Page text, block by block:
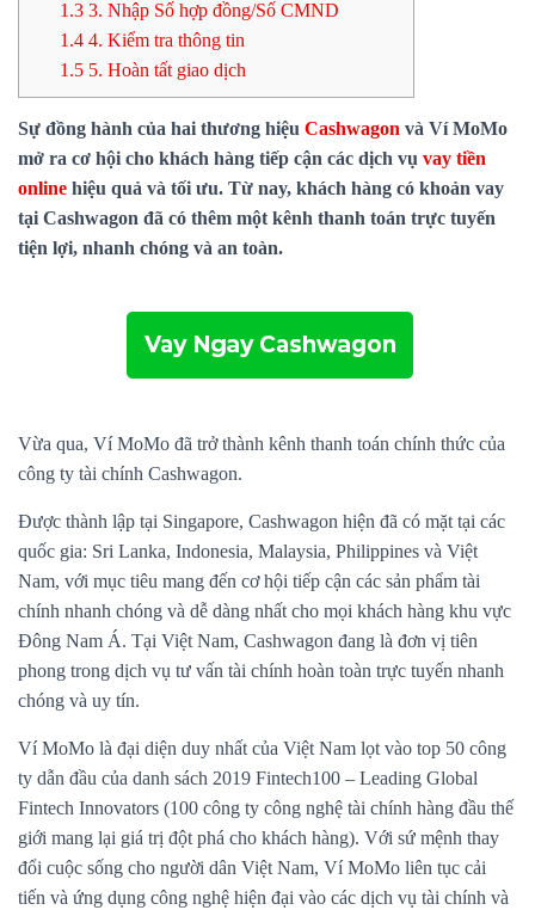
1.3 3. Nhập Số hợp đồng/Số CMND
1.4 4. Kiểm tra thông tin
1.5 5. Hoàn tất giao dịch
Sự đồng hành của hai thương hiệu Cashwagon và Ví MoMo
mở ra cơ hội cho khách hàng tiếp cận các dịch vụ vay tiền
online hiệu quả và tối ưu. Từ nay, khách hàng có khoản vay
tại Cashwagon đã có thêm một kênh thanh toán trực tuyến
tiện lợi, nhanh chóng và an toàn.
Vừa qua, Ví MoMo đã trở thành kênh thanh toán chính thức của
công ty tài chính Cashwagon.
Được thành lập tại Singapore, Cashwagon hiện đã có mặt tại các
quốc gia: Sri Lanka, Indonesia, Malaysia, Philippines và Việt
Nam, với mục tiêu mang đến cơ hội tiếp cận các sản phẩm tài
chính nhanh chóng và dễ dàng nhất cho mọi khách hàng khu vực
Đông Nam Á. Tại Việt Nam, Cashwagon đang là đơn vị tiên
phong trong dịch vụ tư vấn tài chính hoàn toàn trực tuyến nhanh
chóng và uy tín.
Ví MoMo là đại diện duy nhất của Việt Nam lọt vào top 50 công
ty dẫn đầu của danh sách 2019 Fintech100 – Leading Global
Fintech Innovators (100 công ty công nghệ tài chính hàng đầu thế
giới mang lại giá trị đột phá cho khách hàng). Với sứ mệnh thay
đổi cuộc sống cho người dân Việt Nam, Ví MoMo liên tục cải
tiến và ứng dụng công nghệ hiện đại vào các dịch vụ tài chính và